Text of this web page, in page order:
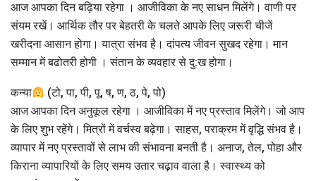
आज आपका दिन बढ़िया रहेगा । आजीविका के नए साधन मिलेंगे। वाणी पर
संयम रखें। आर्थिक तौर पर बेहतरी के चलते आपके लिए जरूरी चीजें
खरीदना आसान होगा। यात्रा संभव है। दांपत्य जीवन सुखद रहेगा। मान
सम्मान में बढोतरी होगी । संतान के व्यवहार से दु:ख होगा।
कन्या
(टो, पा, पी, पू, ष, ण, ठ, पे, पो)
आज आपका दिन अनुकूल रहेगा । आजीविका में नए प्रस्ताव मिलेंगे। जो आप
के लिए शुभ रहेंगे। मित्रों में वर्चस्व बढ़ेगा। साहस, पराक्रम में वृद्धि संभव है।
व्यापार में नए प्रस्तावों से लाभ की संभावना बनती है। अनाज, तेल, पोहा और
किराना व्यापारियों के लिए समय उतार चढ़ाव वाला है। स्वास्थ्य को